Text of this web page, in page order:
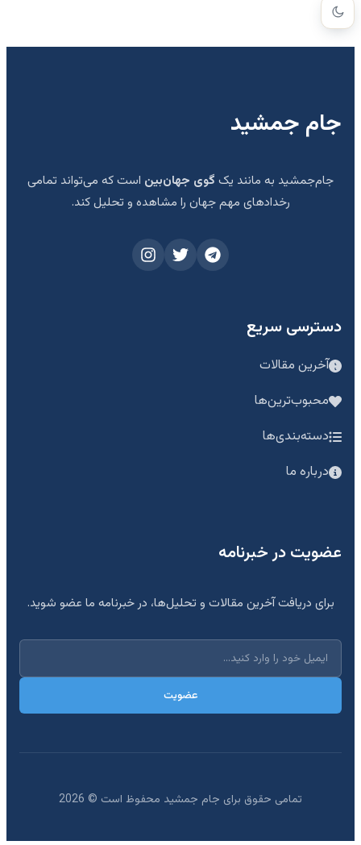
جام جمشید
جام‌جمشید به مانند یک گوی جهان‌بین است که می‌تواند تمامی
رخدادهای مهم جهان را مشاهده و تحلیل کند.
دسترسی سریع
آخرین مقالات
محبوب‌ترین‌ها
دسته‌بندی‌ها
درباره ما
عضویت در خبرنامه
برای دریافت آخرین مقالات و تحلیل‌ها، در خبرنامه ما عضو شوید.
عضویت
تمامی حقوق برای جام جمشید محفوظ است © 2026